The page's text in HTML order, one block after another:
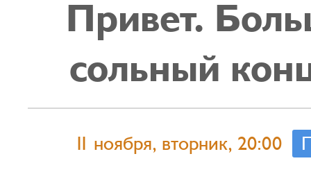
Привет.
сольный
11 ноября, вторник, 20:00